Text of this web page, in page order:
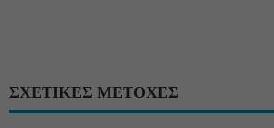
ΣΧΕΤΙΚΕΣ ΜΕΤΟΧΕΣ